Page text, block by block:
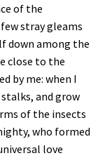
of the
stray gleams
down among the
close to the
by me: when I
and grow
of the insects
who formed
love